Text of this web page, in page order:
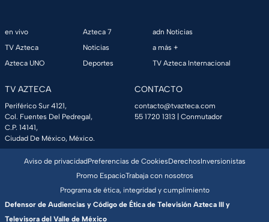
en vivo
TV Azteca
Azteca UNO
Azteca 7
Noticias
Deportes
adn Noticias
a más +
TV Azteca Internacional
TV AZTECA
Periférico Sur 4121,
Col. Fuentes Del Pedregal,
C.P. 14141,
Ciudad De México, México.
CONTACTO
contacto@tvazteca.com
55 1720 1313 | Conmutador
Aviso de privacidadPreferencias de CookiesDerechosInversionistas
Promo EspacioTrabaja con nosotros
Programa de ética, integridad y cumplimiento
Defensor de Audiencias y Código de Ética de Televisión Azteca III y
Televisora del Valle de México